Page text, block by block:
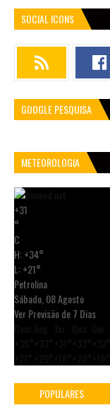
SOCIAL ICONS
GOOGLE PESQUISA
METEOROLOGIA
+31
°
C
H:+34°
L:+21°
Petrolina
Sábado, 08 Agosto
Ver Previsão de 7 Dias
POPULARES